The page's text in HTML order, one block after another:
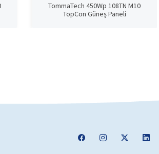
TommaTech 450Wp 108TN M10
TopCon Güneş Paneli